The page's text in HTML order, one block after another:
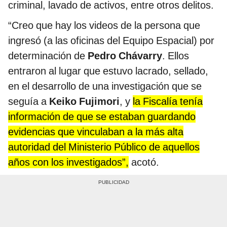
criminal, lavado de activos, entre otros delitos.
“Creo que hay los videos de la persona que
ingresó (a las oficinas del Equipo Espacial) por
determinación de Pedro Chávarry. Ellos
entraron al lugar que estuvo lacrado, sellado,
en el desarrollo de una investigación que se
seguía a Keiko Fujimori, y la Fiscalía tenía
información de que se estaban guardando
evidencias que vinculaban a la más alta
autoridad del Ministerio Público de aquellos
años con los investigados”, acotó.